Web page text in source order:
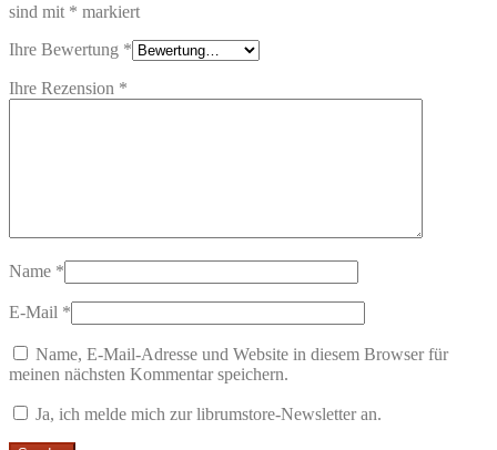
sind mit * markiert
Ihre Bewertung *
Ihre Rezension *
Name *
E-Mail *
Name, E-Mail-Adresse und Website in diesem Browser für
meinen nächsten Kommentar speichern.
Ja, ich melde mich zur librumstore-Newsletter an.